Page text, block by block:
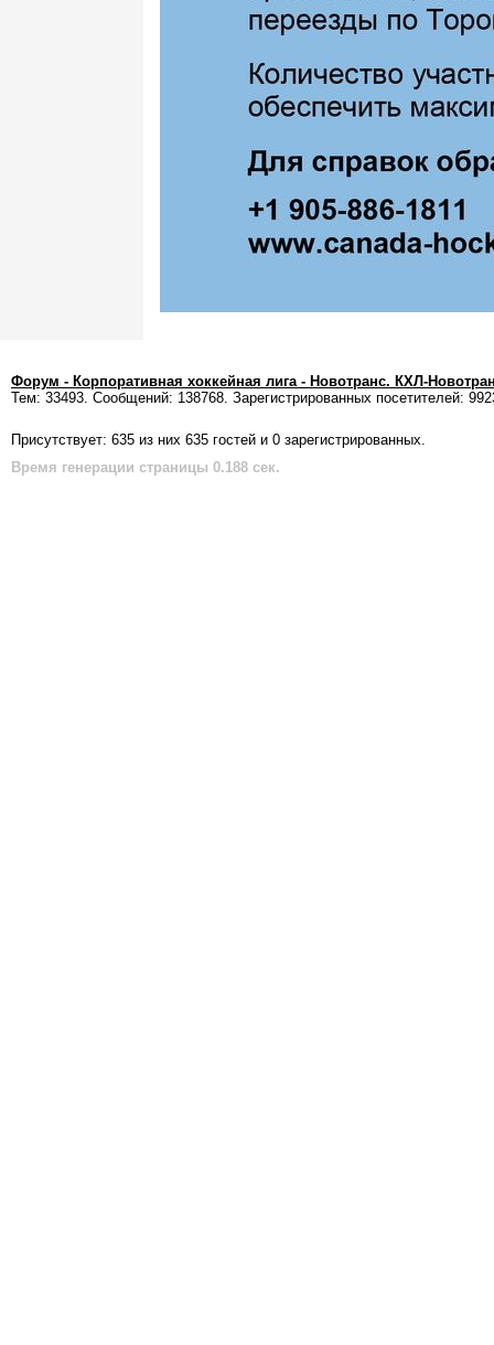
Форум - Корпоративная хоккейная лига - Новотранс. КХЛ-
Тем: 33493. Сообщений: 138768. Зарегистрированных посетителей:
Присутствует: 635 из них 635 гостей и 0 зарегистрированных.
Время генерации страницы 0.188 сек.